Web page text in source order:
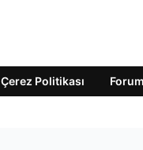
Çerez Politikası Forum